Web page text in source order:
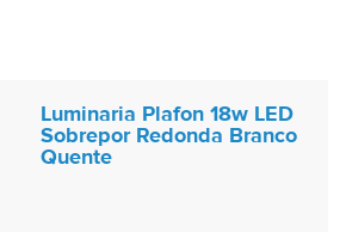
Luminaria Plafon 18w LED
Sobrepor Redonda Branco
Quente